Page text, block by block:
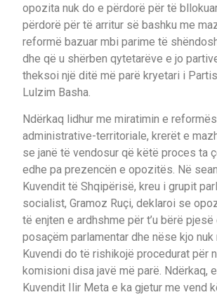
opozita nuk do e përdorë për të
përdorë për të arritur së bashku me
reformë bazuar mbi parime të
dhe që u shërben qytetarëve e jo
theksoi një ditë më parë kryetari i
Lulzim Basha.
Ndërkaq lidhur me miratimin e reformës
administrative-territoriale, krerët e
se janë të vendosur që këtë proces ta
edhe pa prezencën e opozitës. Në
Kuvendit të Shqipërisë, kreu i grupit
socialist, Gramoz Ruçi, deklaroi se
të enjten e ardhshme për t’u bërë
posaçëm parlamentar dhe nëse kjo nuk
Kuvendi do të rishikojë procedurat për
komisioni disa javë më parë. Ndërkaq,
Kuvendit Ilir Meta e ka gjetur me vend